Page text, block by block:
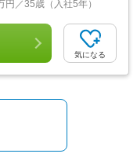
円／35歳（入社5年）
気になる